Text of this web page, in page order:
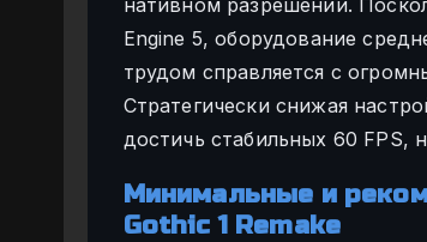
Engine 5, оборудование
трудом справляется с
Стратегически снижая
достичь стабильных 60 FPS,
Минимальные и
Gothic 1 Remake